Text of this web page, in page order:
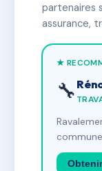
partenaires
assurance,
★
🔧